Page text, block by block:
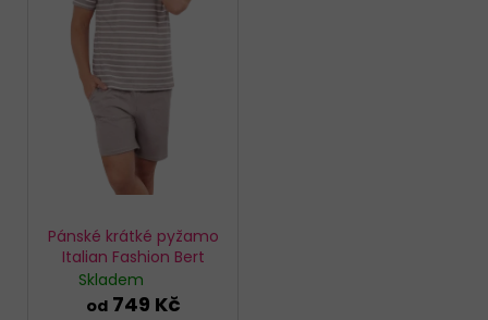
Pánské krátké pyžamo
Italian Fashion Bert
Skladem
od749 Kč